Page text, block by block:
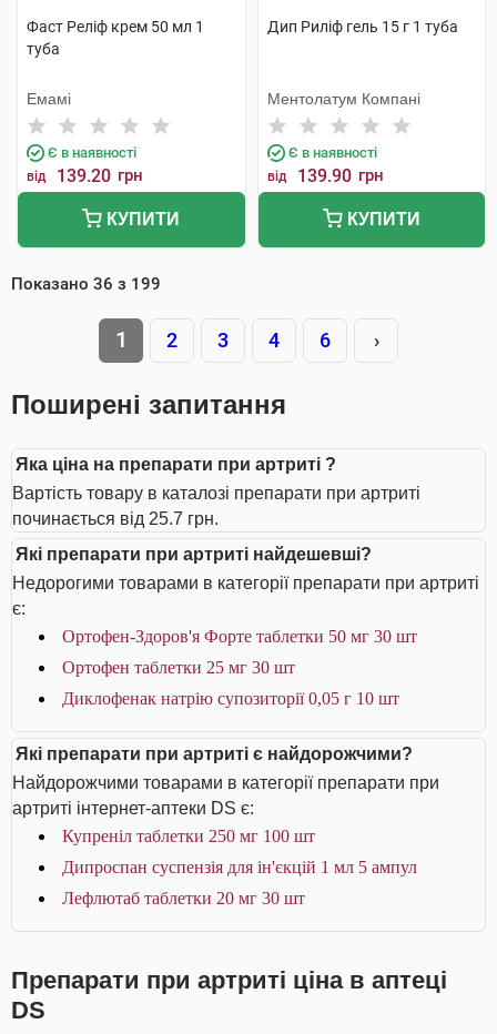
Фаст Реліф крем 50 мл 1
туба
Емамі
Є в наявності
від 139.20 грн
КУПИТИ
Дип Риліф гель 15 г 1 туба
Ментолатум Компані
Є в наявності
від 139.90 грн
КУПИТИ
Показано 36 з 199
1 2 3 4 6 ›
Поширені запитання
Яка ціна на препарати при артриті ?
Вартість товару в каталозі препарати при артриті
починається від 25.7 грн.
Які препарати при артриті найдешевші?
Недорогими товарами в категорії препарати при артриті
є:
Ортофен-Здоров'я Форте таблетки 50 мг 30 шт
Ортофен таблетки 25 мг 30 шт
Диклофенак натрію супозиторії 0,05 г 10 шт
Які препарати при артриті є найдорожчими?
Найдорожчими товарами в категорії препарати при
артриті інтернет-аптеки DS є:
Купреніл таблетки 250 мг 100 шт
Дипроспан суспензія для ін'єкцій 1 мл 5 ампул
Лефлютаб таблетки 20 мг 30 шт
Препарати при артриті ціна в аптеці
DS